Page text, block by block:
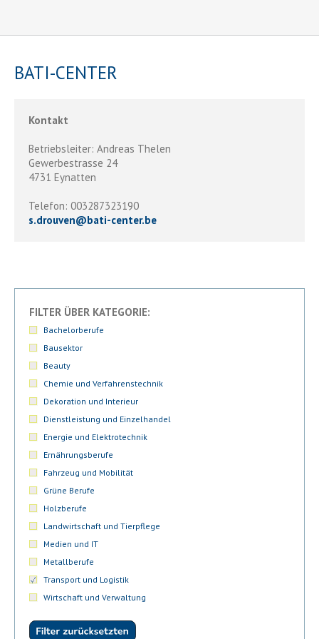
BATI-CENTER
Kontakt
Betriebsleiter: Andreas Thelen
Gewerbestrasse 24
4731 Eynatten
Telefon: 003287323190
s.drouven@bati-center.be
FILTER ÜBER KATEGORIE:
Bachelorberufe
Bausektor
Beauty
Chemie und Verfahrenstechnik
Dekoration und Interieur
Dienstleistung und Einzelhandel
Energie und Elektrotechnik
Ernährungsberufe
Fahrzeug und Mobilität
Grüne Berufe
Holzberufe
Landwirtschaft und Tierpflege
Medien und IT
Metallberufe
Transport und Logistik
Wirtschaft und Verwaltung